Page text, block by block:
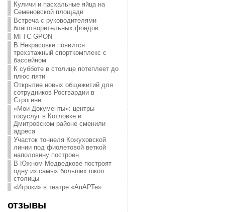
Куличи и пасхальные яйца на
Семеновской площади
Встреча с руководителями
благотворительных фондов
МГТС GPON
В Некрасовке появится
трехэтажный спорткомплекс с
бассейном
К субботе в столице потеплеет до
плюс пяти
Открытие новых общежитий для
сотрудников Росгвардии в
Строгине
«Мои Документы»: центры
госуслуг в Котловке и
Дмитровском районе сменили
адреса
Участок тоннеля Кожуховской
линии под фиолетовой веткой
наполовину построен
В Южном Медведкове построят
одну из самых больших школ
столицы
«Игроки» в театре «АпАРТе»
отзывы